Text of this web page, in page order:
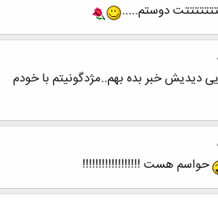
دوستم.....
دیدیش خبر بده بهم..مژدگونیتم با خودم
حواسم هست !!!!!!!!!!!!!!!!!!